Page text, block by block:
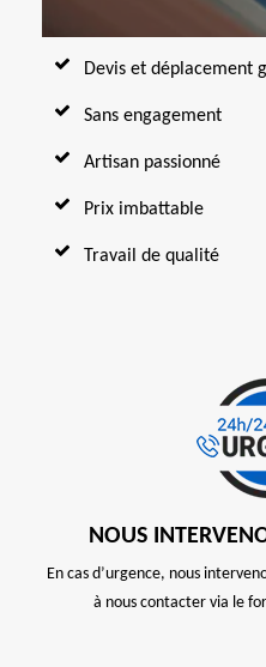
Devis et déplacement
Sans engagement
Artisan passionné
Prix imbattable
Travail de qualité
NOUS
En cas d’urgence, nous
à nous contacter via le